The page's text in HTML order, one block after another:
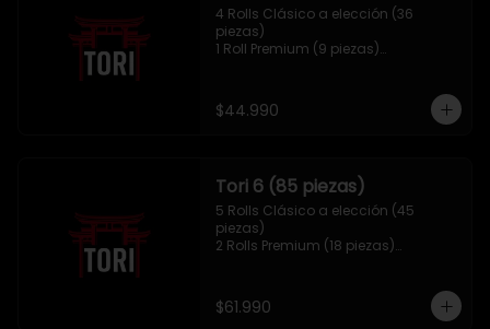
4 Rolls Clásico a elección (36
piezas)
1 Roll Premium (9 piezas)
1 Mix Gyozas (5 unidades)
$44.990
Tori 6 (85 piezas)
5 Rolls Clásico a elección (45
piezas)
2 Rolls Premium (18 piezas)
1 Mix Nigiri (6 unidades)
$61.990